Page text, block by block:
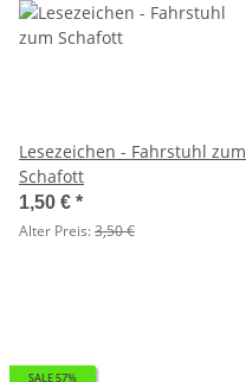
Lesezeichen - Fahrstuhl zum
Schafott
1,50 € *
Alter Preis:3,50 €
SALE 57%